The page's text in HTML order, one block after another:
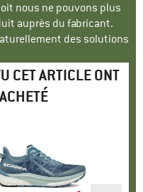
nous ne pouvons plus
auprès du fabricant.
des solutions
CET ARTICLE ONT